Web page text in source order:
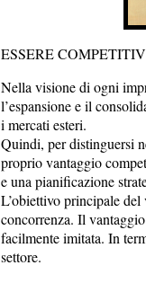
ESSERE
Nella visione di ogni
l’espansione e il
i mercati esteri.
Quindi, per distinguersi
proprio vantaggio
e una pianificazione
L’obiettivo principale
concorrenza. Il
facilmente imitata. In
settore.